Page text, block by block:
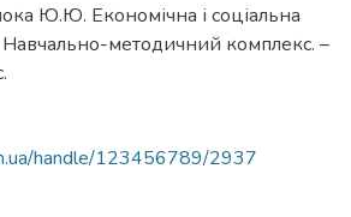
Ю.Ю. Економічна і соціальна
Навчально-методичний комплекс. –
handle/123456789/2937